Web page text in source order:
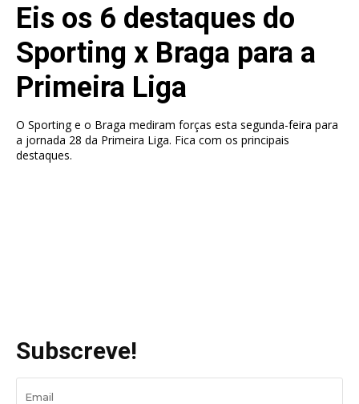
Eis os 6 destaques do
Sporting x Braga para a
Primeira Liga
O Sporting e o Braga mediram forças esta segunda-feira para
a jornada 28 da Primeira Liga. Fica com os principais
destaques.
Subscreve!